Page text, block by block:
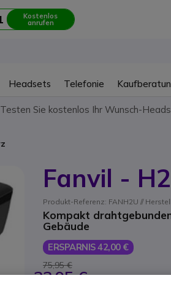
Kostenlos
anrufen
Headsets Telefonie
Sie kostenlos Ihr Wunsch-
Fanvil -
Produkt-Referenz: FANH2U //
Kompakt
Gebäude
ERSPARNIS 42,00 €
75,95 €
33,95 €